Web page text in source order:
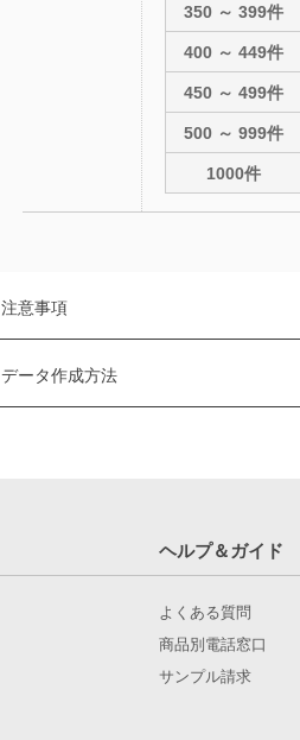
350 ～ 399件
400 ～ 449件
450 ～ 499件
500 ～ 999件
1000件
注意事項
必ず下記の内容をご理解の上、ご注
※ バリが
箔加工
データ作成方法
デザインデータの数は必ずご
テンプレートファイルを複製 / デ
ヘルプ＆ガイド
よくある質問
商品別電話窓口
サンプル請求